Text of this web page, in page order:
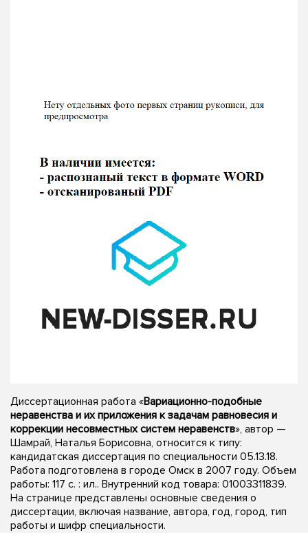
Диссертационная работа «Вариационно-подобные
неравенства и их приложения к задачам равновесия и
коррекции несовместных систем неравенств», автор —
Шамрай, Наталья Борисовна, относится к типу:
кандидатская диссертация по специальности 05.13.18.
Работа подготовлена в городе Омск в 2007 году. Объем
работы: 117 с. : ил.. Внутренний код товара: 01003311839.
На странице представлены основные сведения о
диссертации, включая название, автора, год, город, тип
работы и шифр специальности.